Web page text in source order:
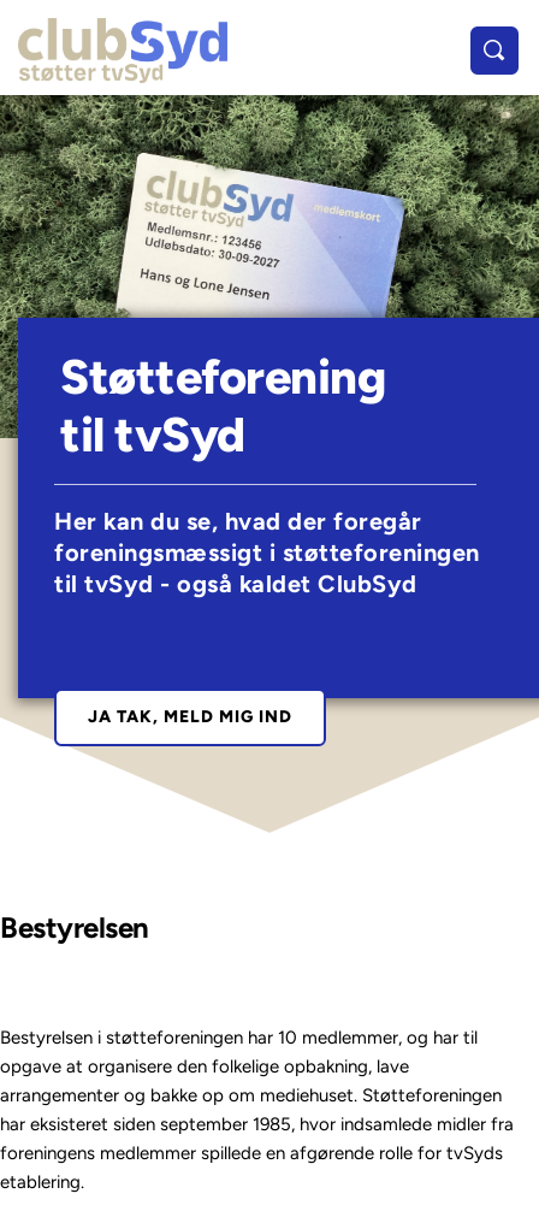
Støtteforening
til tvSyd
Her kan du se, hvad der foregår
foreningsmæssigt i støtteforeningen
til tvSyd - også kaldet ClubSyd
JA TAK, MELD MIG IND
Bestyrelsen
Bestyrelsen i støtteforeningen har 10 medlemmer, og har til
opgave at organisere den folkelige opbakning, lave
arrangementer og bakke op om mediehuset. Støtteforeningen
har eksisteret siden september 1985, hvor indsamlede midler fra
foreningens medlemmer spillede en afgørende rolle for tvSyds
etablering.